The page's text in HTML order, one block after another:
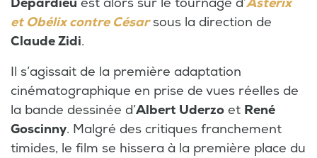
et Obélix contre Césarsous la direction de
Claude Zidi.
Il s’agissait de la première adaptation
cinématographique en prise de vues réelles de
la bande dessinée d’Albert Uderzo et René
Goscinny. Malgré des critiques franchement
timides, le film se hissera à la première place du